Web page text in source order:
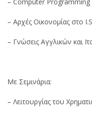
– Αρχές Οικονομίας στο
– Γνώσεις Αγγλικών και
Με Σεμινάρια:
– Λειτουργίας του